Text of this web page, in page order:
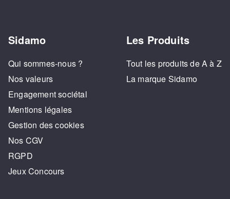
Sidamo
Qui sommes-nous ?
Nos valeurs
Engagement sociétal
Mentions légales
Gestion des cookies
Nos CGV
RGPD
Jeux Concours
Les Produits
Tout les produits de A à Z
La marque Sidamo